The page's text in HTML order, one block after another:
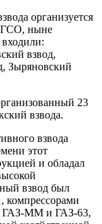
организуется
ныне
взвод,
Зыряновский
23
взвода.
взвода
этот
и обладал
взвод был
компрессорами
ГАЗ-ММ и ГАЗ-63,